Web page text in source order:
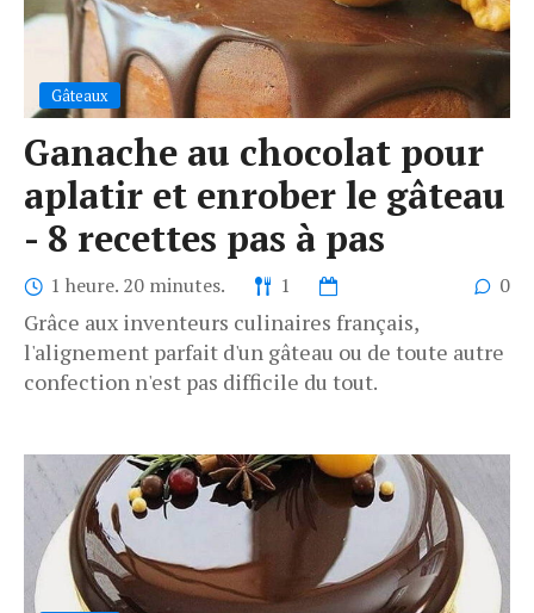
Gâteaux
Ganache au chocolat pour
aplatir et enrober le gâteau
- 8 recettes pas à pas
1 heure. 20 minutes. 1 0
Grâce aux inventeurs culinaires français,
l'alignement parfait d'un gâteau ou de toute autre
confection n'est pas difficile du tout.